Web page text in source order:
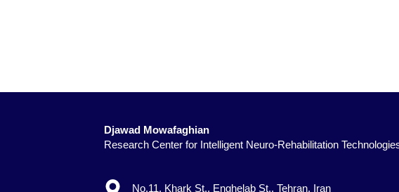
No.11, Khark St., Enghelab St., Tehran, Iran
Djawad Mowafaghian
Research Center for Intelligent Neuro-Rehabilitation